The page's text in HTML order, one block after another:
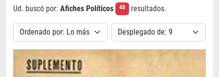
Ud. buscó por: Afiches Políticos 48 resultados.